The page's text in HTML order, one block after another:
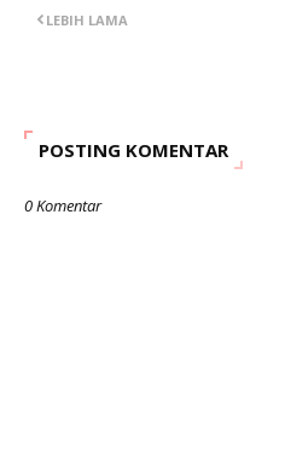
LEBIH LAMA
POSTING KOMENTAR
0 Komentar